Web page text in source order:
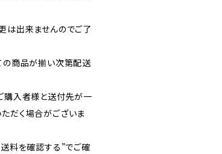
は出来ませんのでご了
の商品が揃い次第配送
購入者様と送付先が一
だく場合がございま
料を確認する”でご確